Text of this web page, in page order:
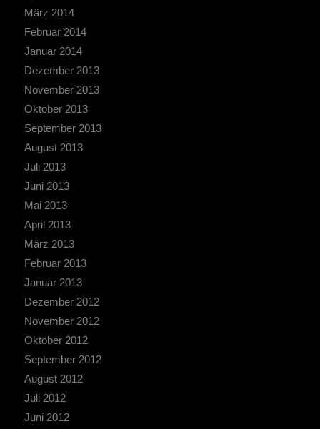
März 2014
Februar 2014
Januar 2014
Dezember 2013
November 2013
Oktober 2013
September 2013
August 2013
Juli 2013
Juni 2013
Mai 2013
April 2013
März 2013
Februar 2013
Januar 2013
Dezember 2012
November 2012
Oktober 2012
September 2012
August 2012
Juli 2012
Juni 2012